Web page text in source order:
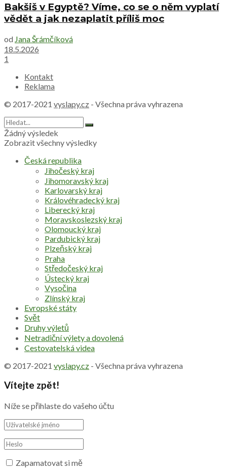
Bakšiš v Egyptě? Víme, co se o něm vyplatí
vědět a jak nezaplatit příliš moc
od Jana Šrámčíková
18.5.2026
1
Kontakt
Reklama
© 2017-2021 vyslapy.cz - Všechna práva vyhrazena
Žádný výsledek
Zobrazit všechny výsledky
Česká republika
Jihočeský kraj
Jihomoravský kraj
Karlovarský kraj
Královéhradecký kraj
Liberecký kraj
Moravskoslezský kraj
Olomoucký kraj
Pardubický kraj
Plzeňský kraj
Praha
Středočeský kraj
Ústecký kraj
Vysočina
Zlínský kraj
Evropské státy
Svět
Druhy výletů
Netradiční výlety a dovolená
Cestovatelská videa
© 2017-2021 vyslapy.cz - Všechna práva vyhrazena
Vítejte zpět!
Níže se přihlaste do vašeho účtu
Zapamatovat si mě